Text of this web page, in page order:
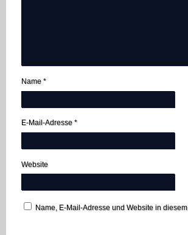
Name *
E-Mail-Adresse *
Website
Name, E-Mail-Adresse und Website in